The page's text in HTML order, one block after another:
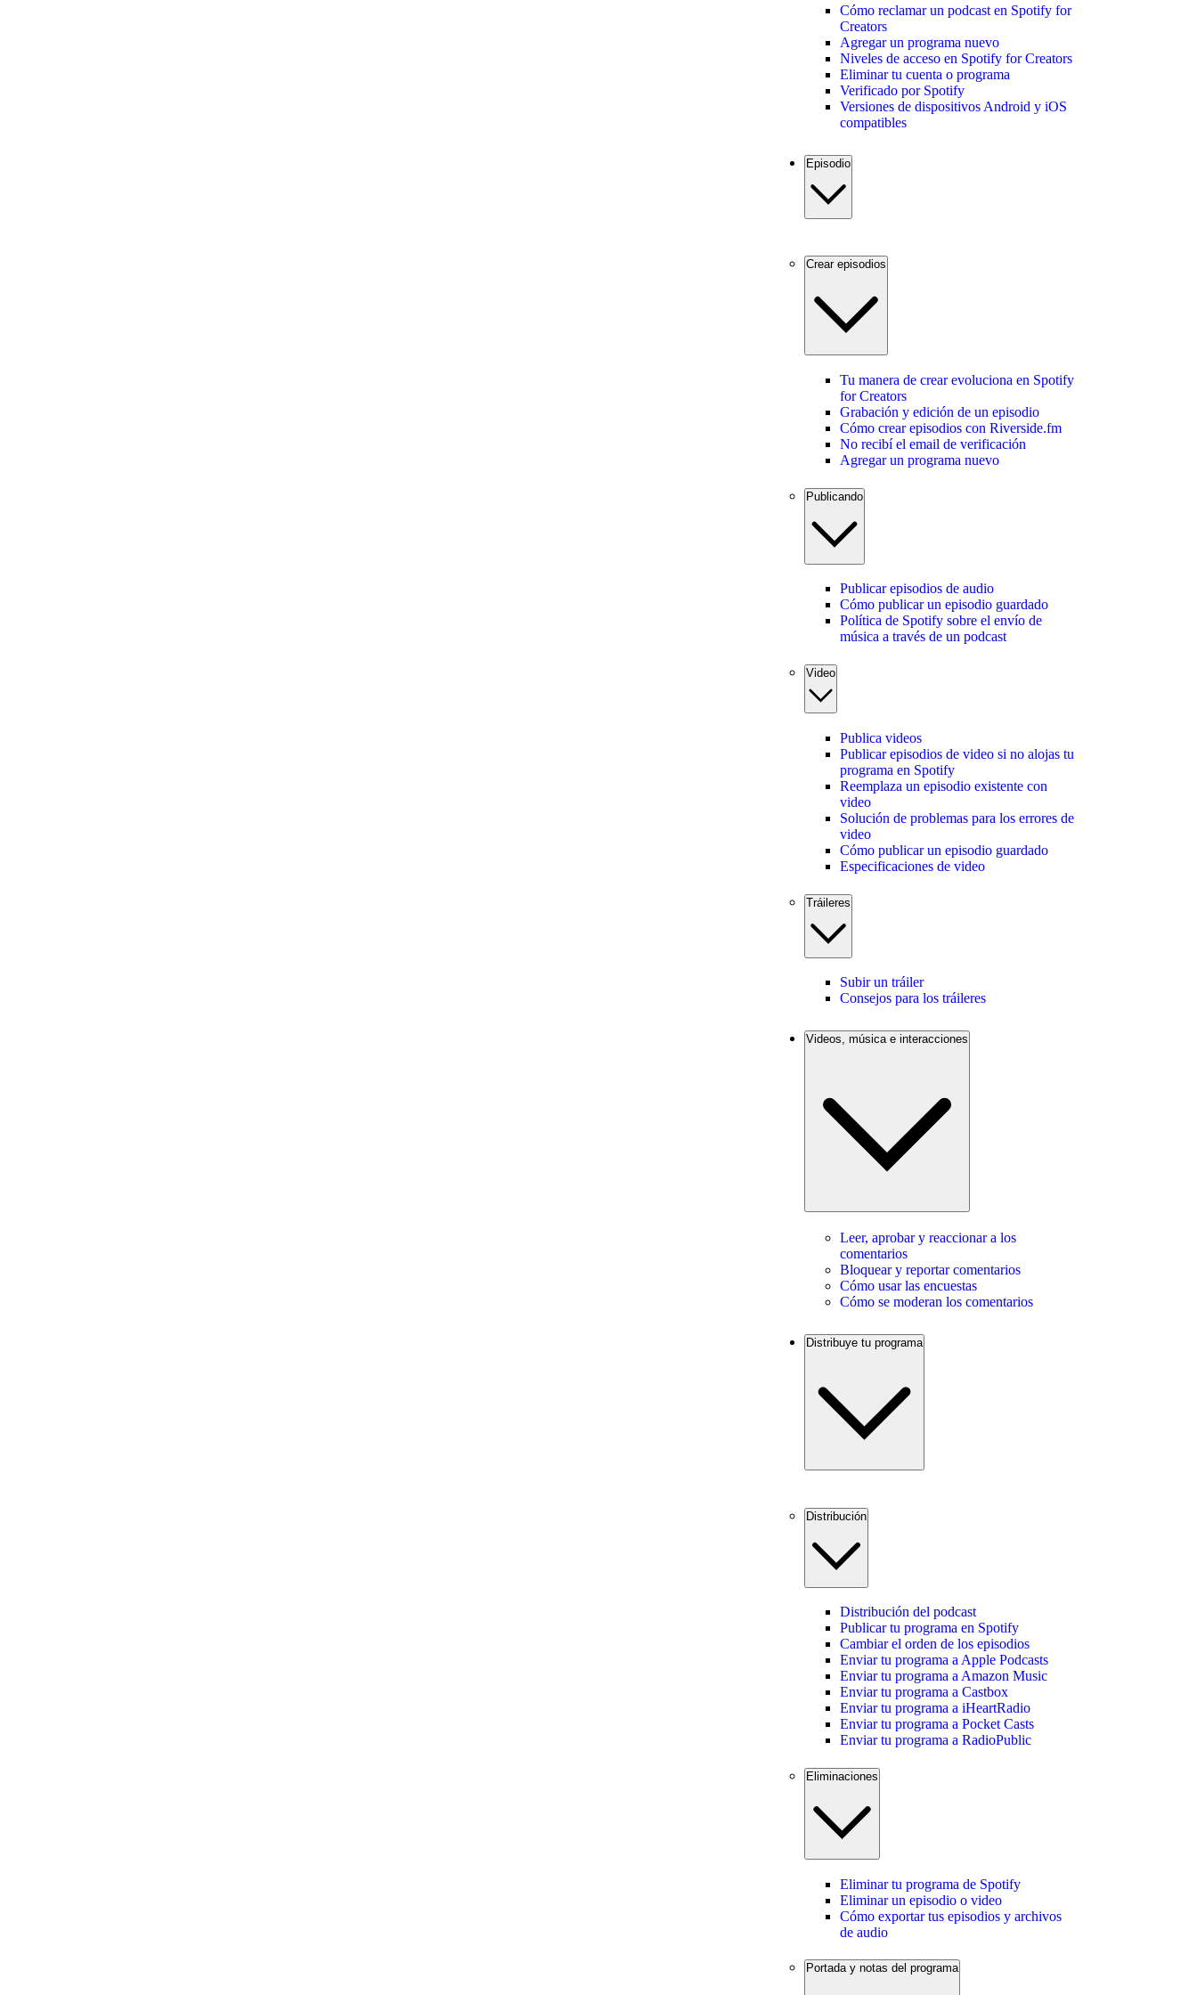
Cómo reclamar un podcast en Spotify for
Creators
Agregar un programa nuevo
Niveles de acceso en Spotify for Creators
Eliminar tu cuenta o programa
Verificado por Spotify
Versiones de dispositivos Android y iOS
compatibles
Episodio
Crear episodios
Tu manera de crear evoluciona en Spotify
for Creators
Grabación y edición de un episodio
Cómo crear episodios con Riverside.fm
No recibí el email de verificación
Agregar un programa nuevo
Publicando
Publicar episodios de audio
Cómo publicar un episodio guardado
Política de Spotify sobre el envío de
música a través de un podcast
Video
Publica videos
Publicar episodios de video si no alojas tu
programa en Spotify
Reemplaza un episodio existente con
video
Solución de problemas para los errores de
video
Cómo publicar un episodio guardado
Especificaciones de video
Tráileres
Subir un tráiler
Consejos para los tráileres
Videos, música e interacciones
Leer, aprobar y reaccionar a los
comentarios
Bloquear y reportar comentarios
Cómo usar las encuestas
Cómo se moderan los comentarios
Distribuye tu programa
Distribución
Distribución del podcast
Publicar tu programa en Spotify
Cambiar el orden de los episodios
Enviar tu programa a Apple Podcasts
Enviar tu programa a Amazon Music
Enviar tu programa a Castbox
Enviar tu programa a iHeartRadio
Enviar tu programa a Pocket Casts
Enviar tu programa a RadioPublic
Eliminaciones
Eliminar tu programa de Spotify
Eliminar un episodio o video
Cómo exportar tus episodios y archivos
de audio
Portada y notas del programa